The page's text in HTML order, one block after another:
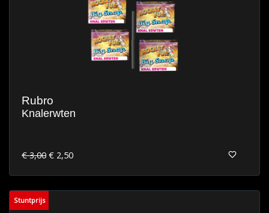
Rubro
Knalerwten
€ 3,00 € 2,50
Stuntprijs